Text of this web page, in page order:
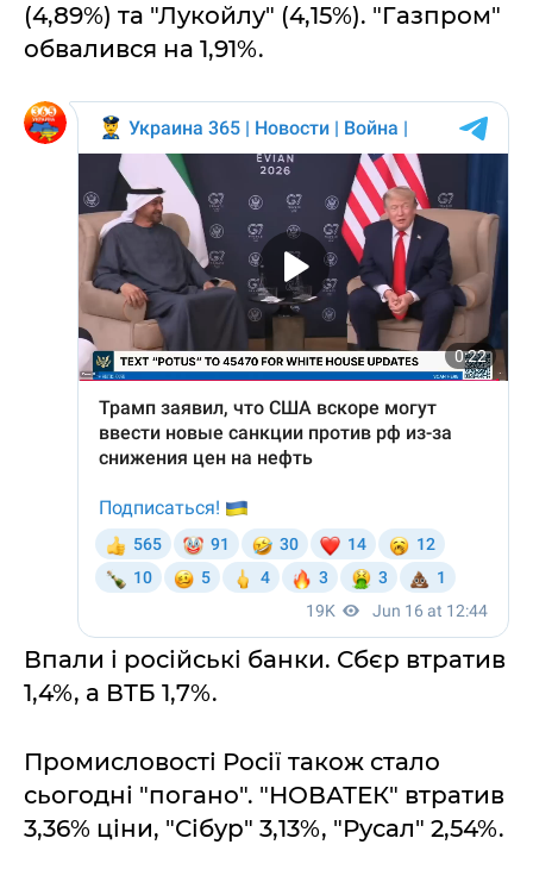
(4,89%) та "Лукойлу" (4,15%). "Газпром"
обвалився на 1,91%.
Впали і російські банки. Сбєр втратив
1,4%, а ВТБ 1,7%.
Промисловості Росії також стало
сьогодні "погано". "НОВАТЕК" втратив
3,36% ціни, "Сібур" 3,13%, "Русал" 2,54%.